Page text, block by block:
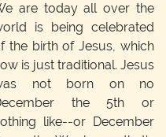
are today all over the
is being celebrated
the birth of Jesus, which
is just traditional. Jesus
not born on no
the 5th or
like--or December